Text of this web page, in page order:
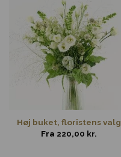
Høj buket, floristens valg
Fra 220,00 kr.